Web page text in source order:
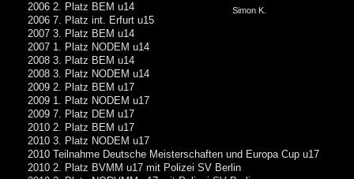
Simon K.
2006 2. Platz BEM u14
2006 7. Platz int. Erfurt u15
2007 3. Platz BEM u14
2007 1. Platz NODEM u14
2008 3. Platz BEM u14
2008 3. Platz NODEM u14
2009 2. Platz BEM u17
2009 1. Platz NODEM u17
2009 7. Platz DEM u17
2010 2. Platz BEM u17
2010 3. Platz NODEM u17
2010 Teilnahme Deutsche Meisterschaften und Europa Cup u17
2010 2. Platz BVMM u17 mit Polizei SV Berlin